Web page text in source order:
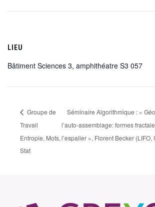
LIEU
Bâtiment Sciences 3, amphithéatre S3 057
Groupe de
Travail
Entropie, Mots,
Stat
Séminaire Algorithmique : «
l’auto-assemblage: formes
l’espalier », Florent Becker (LIFO,